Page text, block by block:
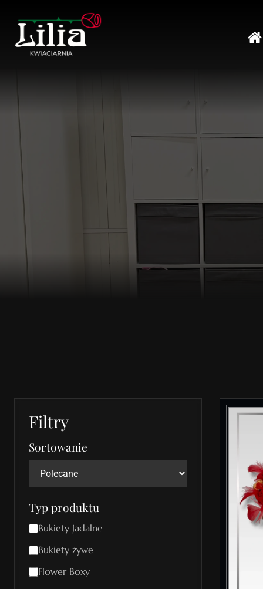
Filtry
Sortowanie
Typ produktu
Bukiety Jadalne
Bukiety żywe
Flower Boxy